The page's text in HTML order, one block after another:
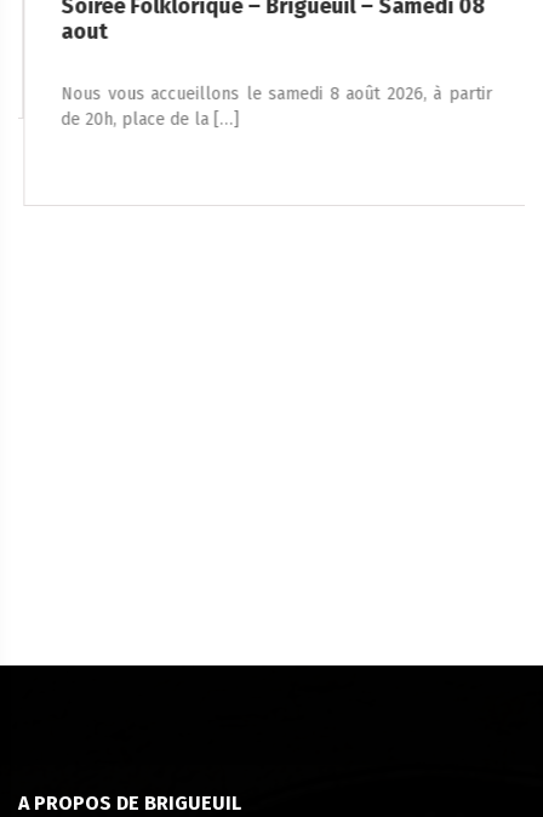
Soirée Folklorique – Brigueuil – Samedi 08
aout
Nous vous accueillons le samedi 8 août 2026, à partir
de 20h, place de la […]
A PROPOS DE BRIGUEUIL